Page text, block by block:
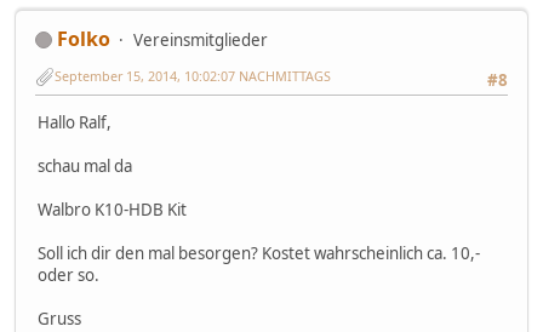
Folko
Vereinsmitglieder
#8
September 15, 2014, 10:02:07 NACHMITTAGS
Hallo Ralf,
schau mal da
Walbro K10-HDB Kit
Soll ich dir den mal besorgen? Kostet wahrscheinlich ca. 10,-
oder so.
Gruss